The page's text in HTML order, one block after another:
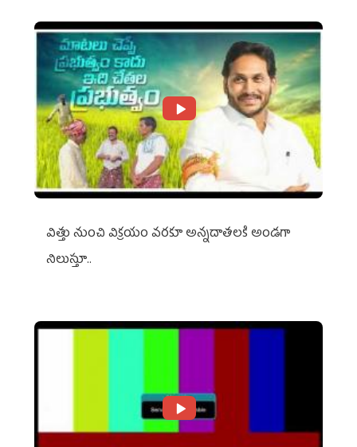
విత్తు నుంచి విక్రయం వరకూ అన్నదాతలకి అండగా
నిలుస్తూ..